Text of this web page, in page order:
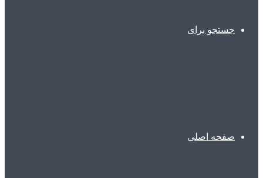
جستجو برای
صفحه اصلی